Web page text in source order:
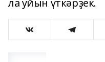
ла уйын үткәрҙек.